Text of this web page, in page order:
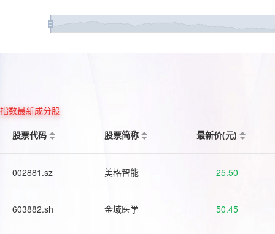
指数最新成分股
股票代码
股票简称 最新价(元)
002881.sz 美格智能 25.50
603882.sh 金域医学 50.45